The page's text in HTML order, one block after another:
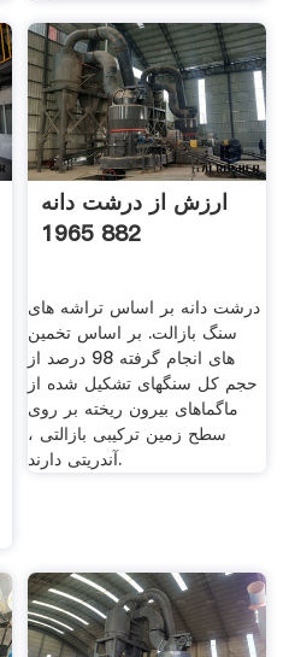
ارزش از درشت دانه
882 1965
درشت دانه بر اساس تراشه های
سنگ بازالت. بر اساس تخمین
های انجام گرفته 98 درصد از
حجم کل سنگهای تشکیل شده از
ماگماهای بیرون ریخته بر روی
سطح زمین ترکیبی بازالتی ،
آندریتی دارند.